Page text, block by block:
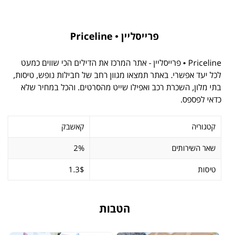
פרייסליין • Priceline
Priceline • פרייסליין - אתר המרכז את הדילים הכי שווים כמעט
לכל יעד אפשרי. באתר תמצאו מגוון רחב של חבילות נופש, טיסות,
בתי מלון, השכרת רכב ואפילו שייט מהסרטים. והכל במחיר שלא
כדאי לפספס.
קטגוריה קאשבק
שאר השירותים 2%
טיסות 1.3$
הטבות